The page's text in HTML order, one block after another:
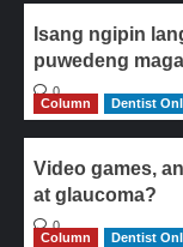
Isang ngipin
puwedeng
0
Column
Dentist
Video games,
at glaucoma?
0
Column
Dentist